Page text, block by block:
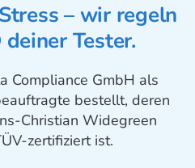
– wir regeln
Tester.
Compliance GmbH als
bestellt, deren
Christian Widegreen
zertifiziert ist.